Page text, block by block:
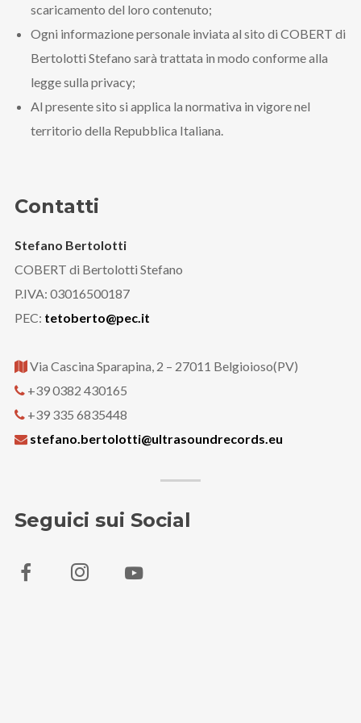
scaricamento del loro contenuto;
Ogni informazione personale inviata al sito di COBERT di
Bertolotti Stefano sarà trattata in modo conforme alla
legge sulla privacy;
Al presente sito si applica la normativa in vigore nel
territorio della Repubblica Italiana.
Contatti
Stefano Bertolotti
COBERT di Bertolotti Stefano
P.IVA: 03016500187
PEC: tetoberto@pec.it
Via Cascina Sparapina, 2 – 27011 Belgioioso(PV)
+39 0382 430165
+39 335 6835448
stefano.bertolotti@ultrasoundrecords.eu
Seguici sui Social